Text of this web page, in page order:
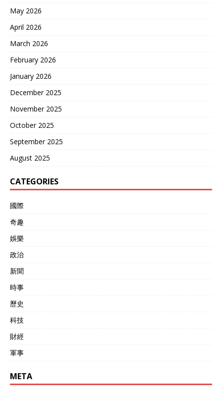
May 2026
April 2026
March 2026
February 2026
January 2026
December 2025
November 2025
October 2025
September 2025
August 2025
CATEGORIES
國際
奇趣
娛樂
政治
新聞
時事
歷史
科技
財經
軍事
META